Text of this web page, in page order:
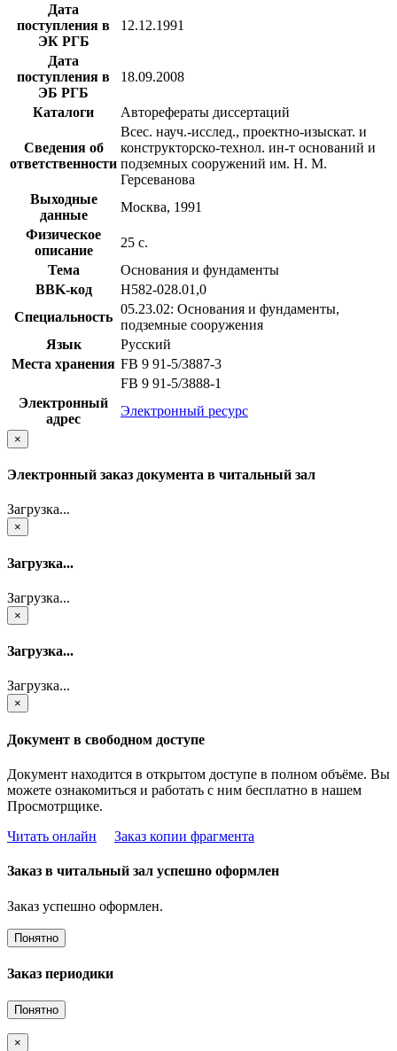
Дата
поступления в
ЭК РГБ
12.12.1991
Дата
поступления в
ЭБ РГБ
18.09.2008
Каталоги Авторефераты диссертаций
Сведения об
ответственности
Всес. науч.-исслед., проектно-изыскат. и
конструкторско-технол. ин-т оснований и
подземных сооружений им. Н. М.
Герсеванова
Выходные
данные
Москва, 1991
Физическое
описание
25 с.
Тема
Основания и фундаменты
BBK-код
Н582-028.01,0
Специальность
05.23.02: Основания и фундаменты,
подземные сооружения
Язык
Русский
Места хранения FB 9 91-5/3887-3
FB 9 91-5/3888-1
Электронный
адрес
Электронный ресурс
×
Электронный заказ документа в читальный зал
Загрузка...
×
Загрузка...
Загрузка...
×
Загрузка...
Загрузка...
×
Документ в свободном доступе
Документ находится в открытом доступе в полном объёме. Вы
можете ознакомиться и работать с ним бесплатно в нашем
Просмотрщике.
Читать онлайн
Заказ копии фрагмента
Заказ в читальный зал успешно оформлен
Заказ успешно оформлен.
Понятно
Заказ периодики
Понятно
×